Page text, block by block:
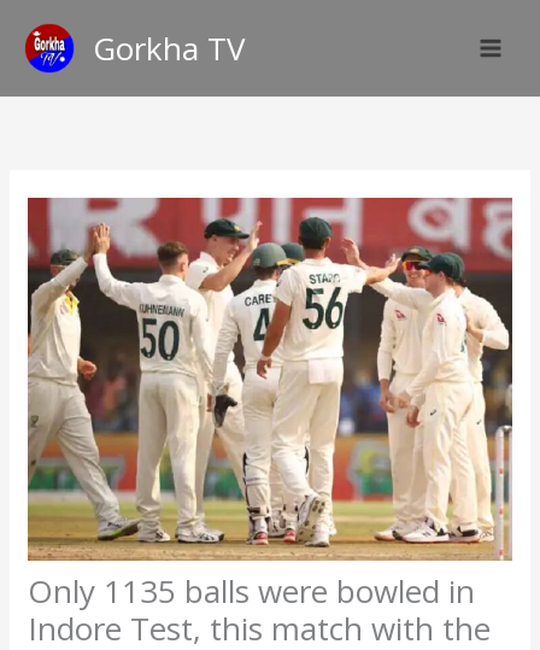
content
Gorkha TV
Only 1135 balls were bowled in
Indore Test, this match with the